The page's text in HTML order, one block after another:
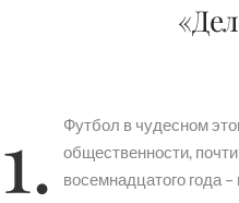
1.
Футбол в чудесном
общественности,
восемнадцатого года